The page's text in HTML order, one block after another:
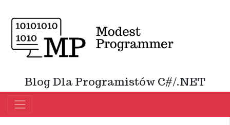
Blog Dla Programistów C#/.NET